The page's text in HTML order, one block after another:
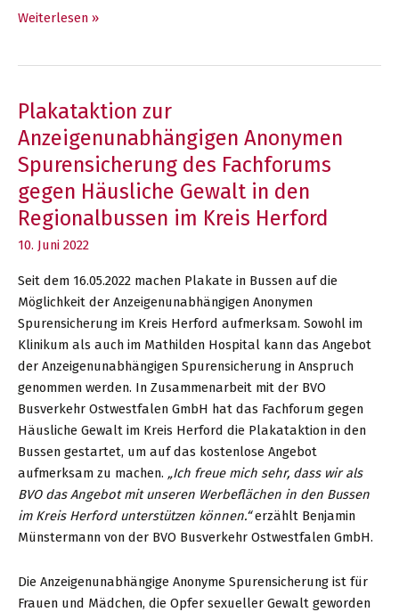
Busaußenwerbung
Spurensicherung
des
Fachforums
gegen
Häusliche
Gewalt
im
Kreis
Herford
Weiterlesen »
Plakataktion zur
Anzeigenunabhängigen Anonymen
Spurensicherung des Fachforums
gegen Häusliche Gewalt in den
Regionalbussen im Kreis Herford
10. Juni 2022
Seit dem 16.05.2022 machen Plakate in Bussen auf die
Möglichkeit der Anzeigenunabhängigen Anonymen
Spurensicherung im Kreis Herford aufmerksam. Sowohl im
Klinikum als auch im Mathilden Hospital kann das Angebot
der Anzeigenunabhängigen Spurensicherung in Anspruch
genommen werden. In Zusammenarbeit mit der BVO
Busverkehr Ostwestfalen GmbH hat das Fachforum gegen
Häusliche Gewalt im Kreis Herford die Plakataktion in den
Bussen gestartet, um auf das kostenlose Angebot
aufmerksam zu machen. „Ich freue mich sehr, dass wir als
BVO das Angebot mit unseren Werbeflächen in den Bussen
im Kreis Herford unterstützen können.“erzählt Benjamin
Münstermann von der BVO Busverkehr Ostwestfalen GmbH.
Die Anzeigenunabhängige Anonyme Spurensicherung ist für
Frauen und Mädchen, die Opfer sexueller Gewalt geworden